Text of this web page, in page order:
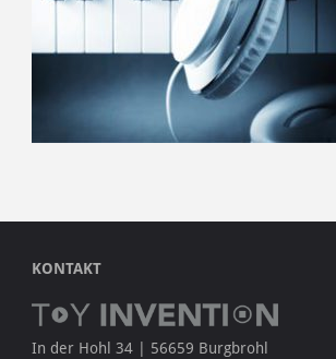
KONTAKT
In der Hohl 34 | 56659 Burgbrohl